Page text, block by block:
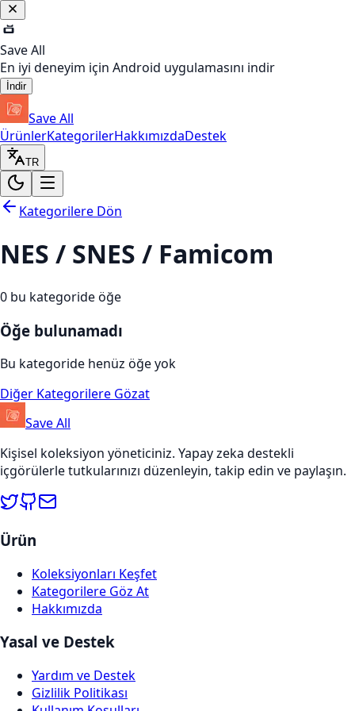
Save All
En iyi deneyim için Android uygulamasını indir
İndir
Save All
ÜrünlerKategorilerHakkımızdaDestek
TR
Kategorilere Dön
NES / SNES / Famicom
0 bu kategoride öğe
Öğe bulunamadı
Bu kategoride henüz öğe yok
Diğer Kategorilere Gözat
Save All
Kişisel koleksiyon yöneticiniz. Yapay zeka destekli
içgörülerle tutkularınızı düzenleyin, takip edin ve paylaşın.
Ürün
Koleksiyonları Keşfet
Kategorilere Göz At
Hakkımızda
Yasal ve Destek
Yardım ve Destek
Gizlilik Politikası